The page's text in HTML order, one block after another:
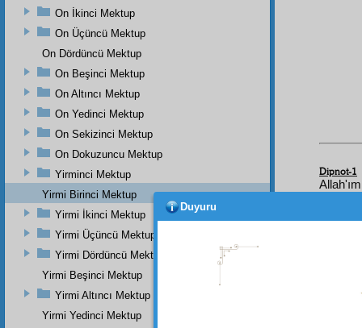
Dipnot-1
On İkinci Mektup
On Üçüncü Mektup
On Dördüncü Mektup
On Beşinci Mektup
On Altıncı Mektup
On Yedinci Mektup
On Sekizinci Mektup
On Dokuzuncu Mektup
Yirminci Mektup
Yirmi Birinci Mektup
Yirmi İkinci Mektup
Yirmi Üçüncü Mektup
Yirmi Dördüncü Mektup
Yirmi Beşinci Mektup
Yirmi Altıncı Mektup
Yirmi Yedinci Mektup
Duyuru